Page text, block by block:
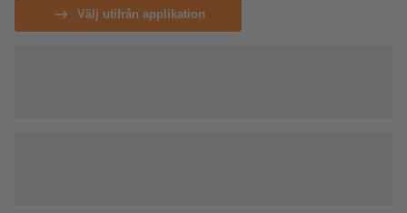
Välj utifrån applikation